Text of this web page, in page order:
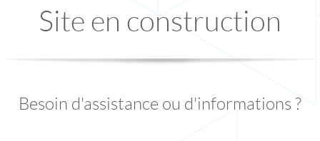
Site en construction
Besoin d'assistance ou d'informations ?